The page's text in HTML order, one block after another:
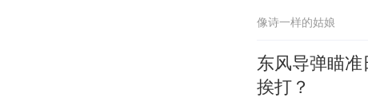
像诗一样的姑娘
东风导弹瞄
挨打？